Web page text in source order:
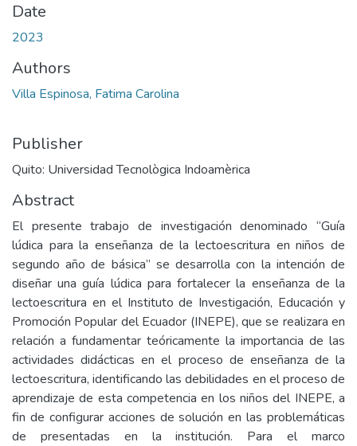
Date
2023
Authors
Villa Espinosa, Fatima Carolina
Publisher
Quito: Universidad Tecnològica Indoamèrica
Abstract
El presente trabajo de investigación denominado “Guía
lúdica para la enseñanza de la lectoescritura en niños de
segundo año de básica” se desarrolla con la intención de
diseñar una guía lúdica para fortalecer la enseñanza de la
lectoescritura en el Instituto de Investigación, Educación y
Promoción Popular del Ecuador (INEPE), que se realizara en
relación a fundamentar teóricamente la importancia de las
actividades didácticas en el proceso de enseñanza de la
lectoescritura, identificando las debilidades en el proceso de
aprendizaje de esta competencia en los niños del INEPE, a
fin de configurar acciones de solución en las problemáticas
de presentadas en la institución. Para el marco